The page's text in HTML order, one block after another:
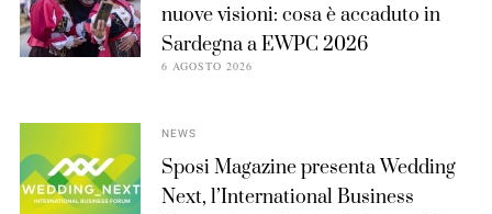
nuove visioni: cosa è accaduto in
Sardegna a EWPC 2026
6 AGOSTO 2026
NEWS
Sposi Magazine presenta Wedding
Next, l’International Business